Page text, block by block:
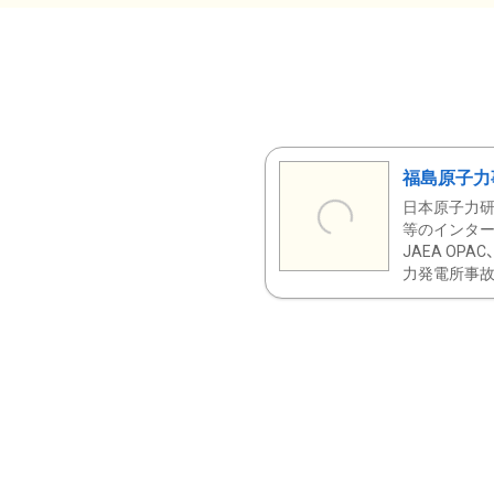
福島原子
日本原子力
等のインタ
JAEA OPAC
力発電所事